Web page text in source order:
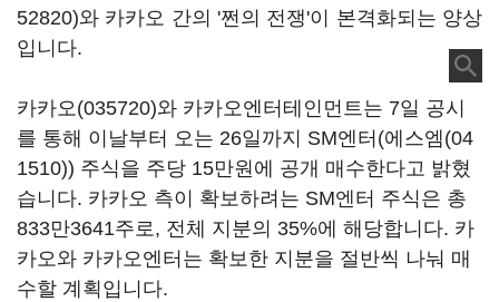
52820)와 카카오 간의 '쩐의 전쟁'이 본격화되는 양상
입니다.
카카오(035720)와 카카오엔터테인먼트는 7일 공시
를 통해 이날부터 오는 26일까지 SM엔터(에스엠(04
1510)) 주식을 주당 15만원에 공개 매수한다고 밝혔
습니다. 카카오 측이 확보하려는 SM엔터 주식은 총
833만3641주로, 전체 지분의 35%에 해당합니다. 카
카오와 카카오엔터는 확보한 지분을 절반씩 나눠 매
수할 계획입니다.